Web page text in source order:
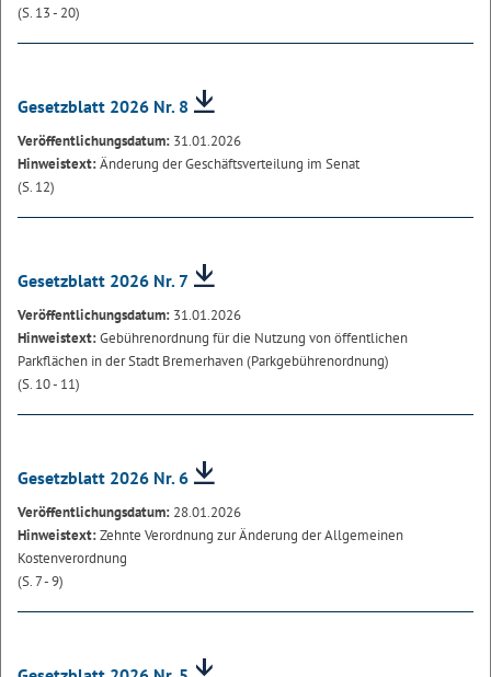
(S. 13 - 20)
Gesetzblatt 2026 Nr. 8
Veröffentlichungsdatum: 31.01.2026
Hinweistext:Änderung der Geschäftsverteilung im Senat
(S. 12)
Gesetzblatt 2026 Nr. 7
Veröffentlichungsdatum: 31.01.2026
Hinweistext:Gebührenordnung für die Nutzung von öffentlichen
Parkflächen in der Stadt Bremerhaven (Parkgebührenordnung)
(S. 10 - 11)
Gesetzblatt 2026 Nr. 6
Veröffentlichungsdatum: 28.01.2026
Hinweistext:Zehnte Verordnung zur Änderung der Allgemeinen
Kostenverordnung
(S. 7 - 9)